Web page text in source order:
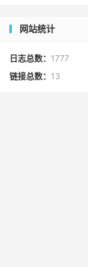
网站统计
日志总数： 1777
链接总数： 13